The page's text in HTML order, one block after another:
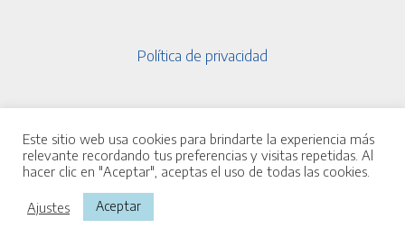
Política de privacidad
Este sitio web usa cookies para brindarte la experiencia más
relevante recordando tus preferencias y visitas repetidas. Al
hacer clic en "Aceptar", aceptas el uso de todas las cookies.
Ajustes Aceptar
Alejandroha comprado
Exo Terra Terrario de Ma
Hace36minutos.